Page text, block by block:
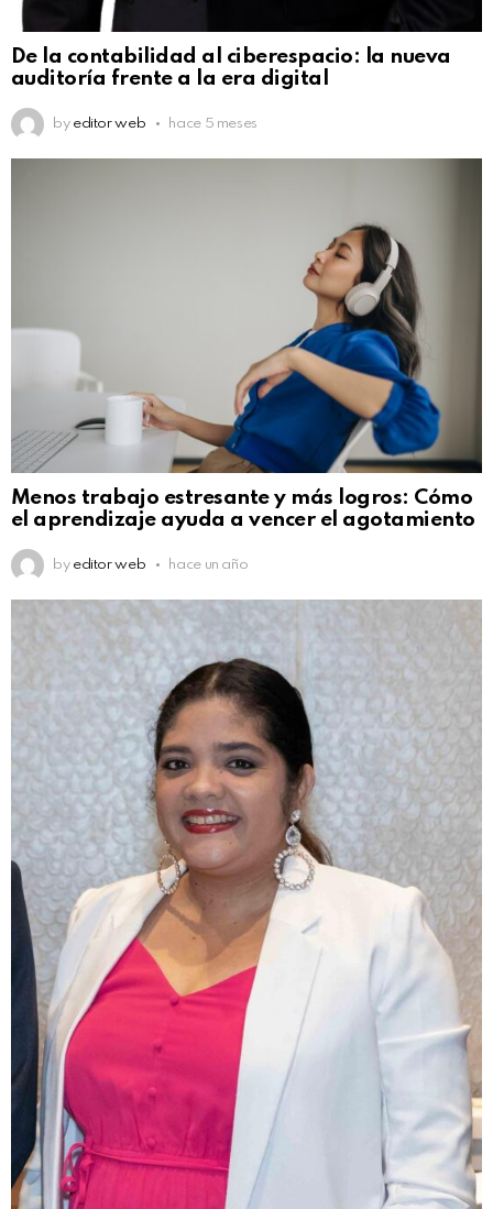
De la contabilidad al ciberespacio: la nueva
auditoría frente a la era digital
by editor web hace 5 meses
Menos trabajo estresante y más logros: Cómo
el aprendizaje ayuda a vencer el agotamiento
by editor web hace un año